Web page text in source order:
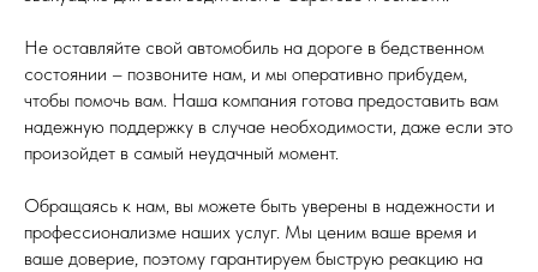
Не оставляйте свой автомобиль на дороге в бедственном
состоянии – позвоните нам, и мы оперативно прибудем,
чтобы помочь вам. Наша компания готова предоставить вам
надежную поддержку в случае необходимости, даже если это
произойдет в самый неудачный момент.
Обращаясь к нам, вы можете быть уверены в надежности и
профессионализме наших услуг. Мы ценим ваше время и
ваше доверие, поэтому гарантируем быструю реакцию на